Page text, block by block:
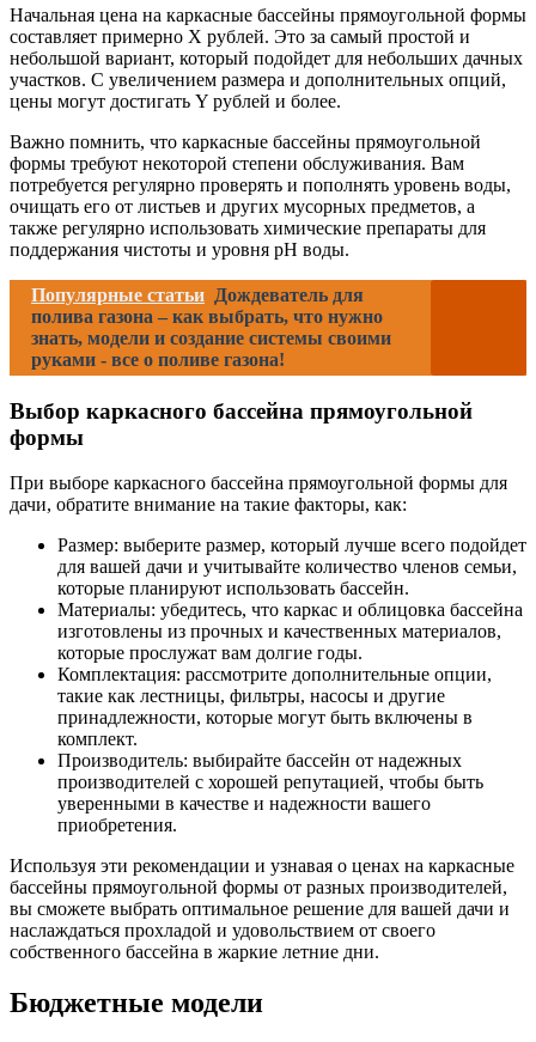
Начальная цена на каркасные бассейны прямоугольной формы
составляет примерно X рублей. Это за самый простой и
небольшой вариант, который подойдет для небольших дачных
участков. С увеличением размера и дополнительных опций,
цены могут достигать Y рублей и более.
Важно помнить, что каркасные бассейны прямоугольной
формы требуют некоторой степени обслуживания. Вам
потребуется регулярно проверять и пополнять уровень воды,
очищать его от листьев и других мусорных предметов, а
также регулярно использовать химические препараты для
поддержания чистоты и уровня pH воды.
Популярные статьи Дождеватель для
полива газона – как выбрать, что нужно
знать, модели и создание системы своими
руками - все о поливе газона!
Выбор каркасного бассейна прямоугольной
формы
При выборе каркасного бассейна прямоугольной формы для
дачи, обратите внимание на такие факторы, как:
Размер: выберите размер, который лучше всего подойдет
для вашей дачи и учитывайте количество членов семьи,
которые планируют использовать бассейн.
Материалы: убедитесь, что каркас и облицовка бассейна
изготовлены из прочных и качественных материалов,
которые прослужат вам долгие годы.
Комплектация: рассмотрите дополнительные опции,
такие как лестницы, фильтры, насосы и другие
принадлежности, которые могут быть включены в
комплект.
Производитель: выбирайте бассейн от надежных
производителей с хорошей репутацией, чтобы быть
уверенными в качестве и надежности вашего
приобретения.
Используя эти рекомендации и узнавая о ценах на каркасные
бассейны прямоугольной формы от разных производителей,
вы сможете выбрать оптимальное решение для вашей дачи и
наслаждаться прохладой и удовольствием от своего
собственного бассейна в жаркие летние дни.
Бюджетные модели